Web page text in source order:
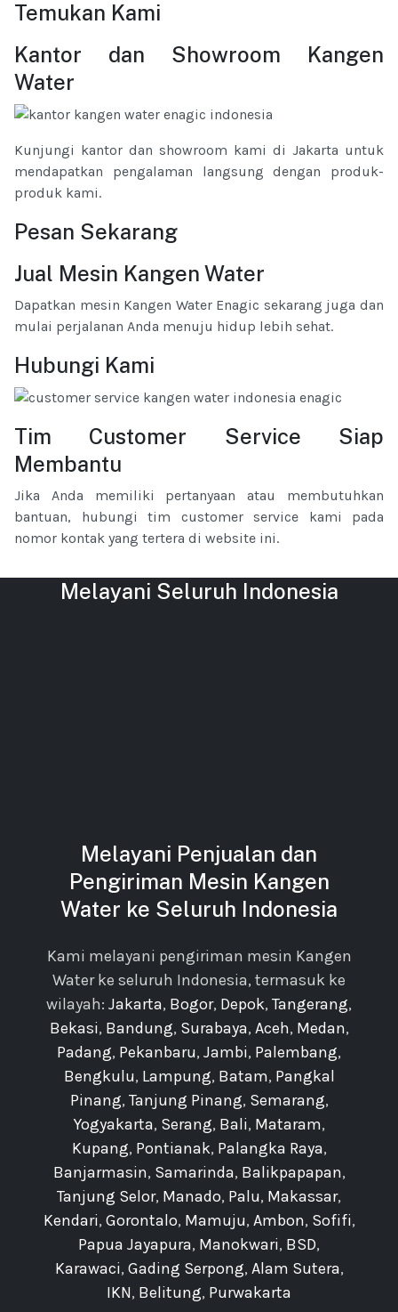
Temukan Kami
Kantor dan Showroom Kangen
Water
Kunjungi kantor dan showroom kami di Jakarta untuk
mendapatkan pengalaman langsung dengan produk-
produk kami.
Pesan Sekarang
Jual Mesin Kangen Water
Dapatkan mesin Kangen Water Enagic sekarang juga dan
mulai perjalanan Anda menuju hidup lebih sehat.
Hubungi Kami
Tim Customer Service Siap
Membantu
Jika Anda memiliki pertanyaan atau membutuhkan
bantuan, hubungi tim customer service kami pada
nomor kontak yang tertera di website ini.
Melayani Seluruh Indonesia
Melayani Penjualan dan
Pengiriman Mesin Kangen
Water ke Seluruh Indonesia
Kami melayani pengiriman mesin Kangen
Water ke seluruh Indonesia, termasuk ke
wilayah: Jakarta, Bogor, Depok, Tangerang,
Bekasi, Bandung, Surabaya, Aceh, Medan,
Padang, Pekanbaru, Jambi, Palembang,
Bengkulu, Lampung, Batam, Pangkal
Pinang, Tanjung Pinang, Semarang,
Yogyakarta, Serang, Bali, Mataram,
Kupang, Pontianak, Palangka Raya,
Banjarmasin, Samarinda, Balikpapapan,
Tanjung Selor, Manado, Palu, Makassar,
Kendari, Gorontalo, Mamuju, Ambon, Sofifi,
Papua Jayapura, Manokwari, BSD,
Karawaci, Gading Serpong, Alam Sutera,
IKN, Belitung, Purwakarta